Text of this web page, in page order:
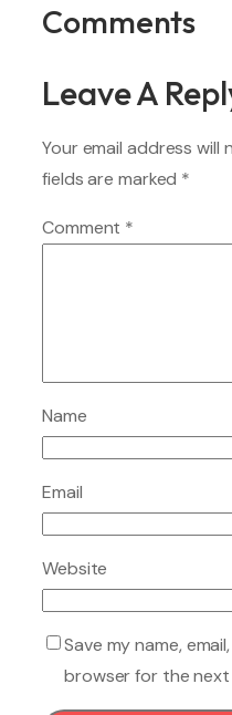
Comments
Leave A
Your email address will
fields are marked *
Comment *
Name
Email
Website
Save my name,
browser for the next